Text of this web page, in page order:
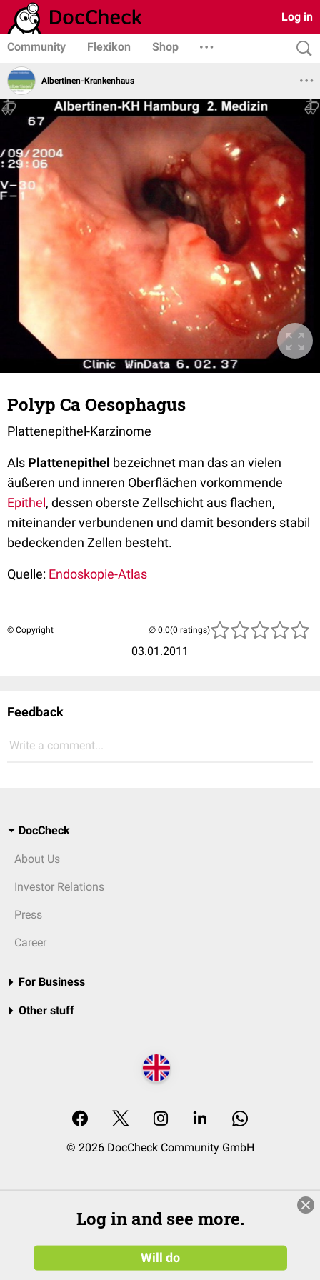
Log in
Community Flexikon Shop
Albertinen-Krankenhaus
Polyp Ca Oesophagus
Plattenepithel-Karzinome
Als Plattenepithel bezeichnet man das an vielen
äußeren und inneren Oberflächen vorkommende
Epithel, dessen oberste Zellschicht aus flachen,
miteinander verbundenen und damit besonders stabil
bedeckenden Zellen besteht.
Quelle: Endoskopie-Atlas
© Copyright
03.01.2011
(0 ratings)
Feedback
Write a comment...
DocCheck
About Us
Investor Relations
Press
Career
For Business
Other stuff
© 2026 DocCheck Community GmbH
Log in and see more.
Will do